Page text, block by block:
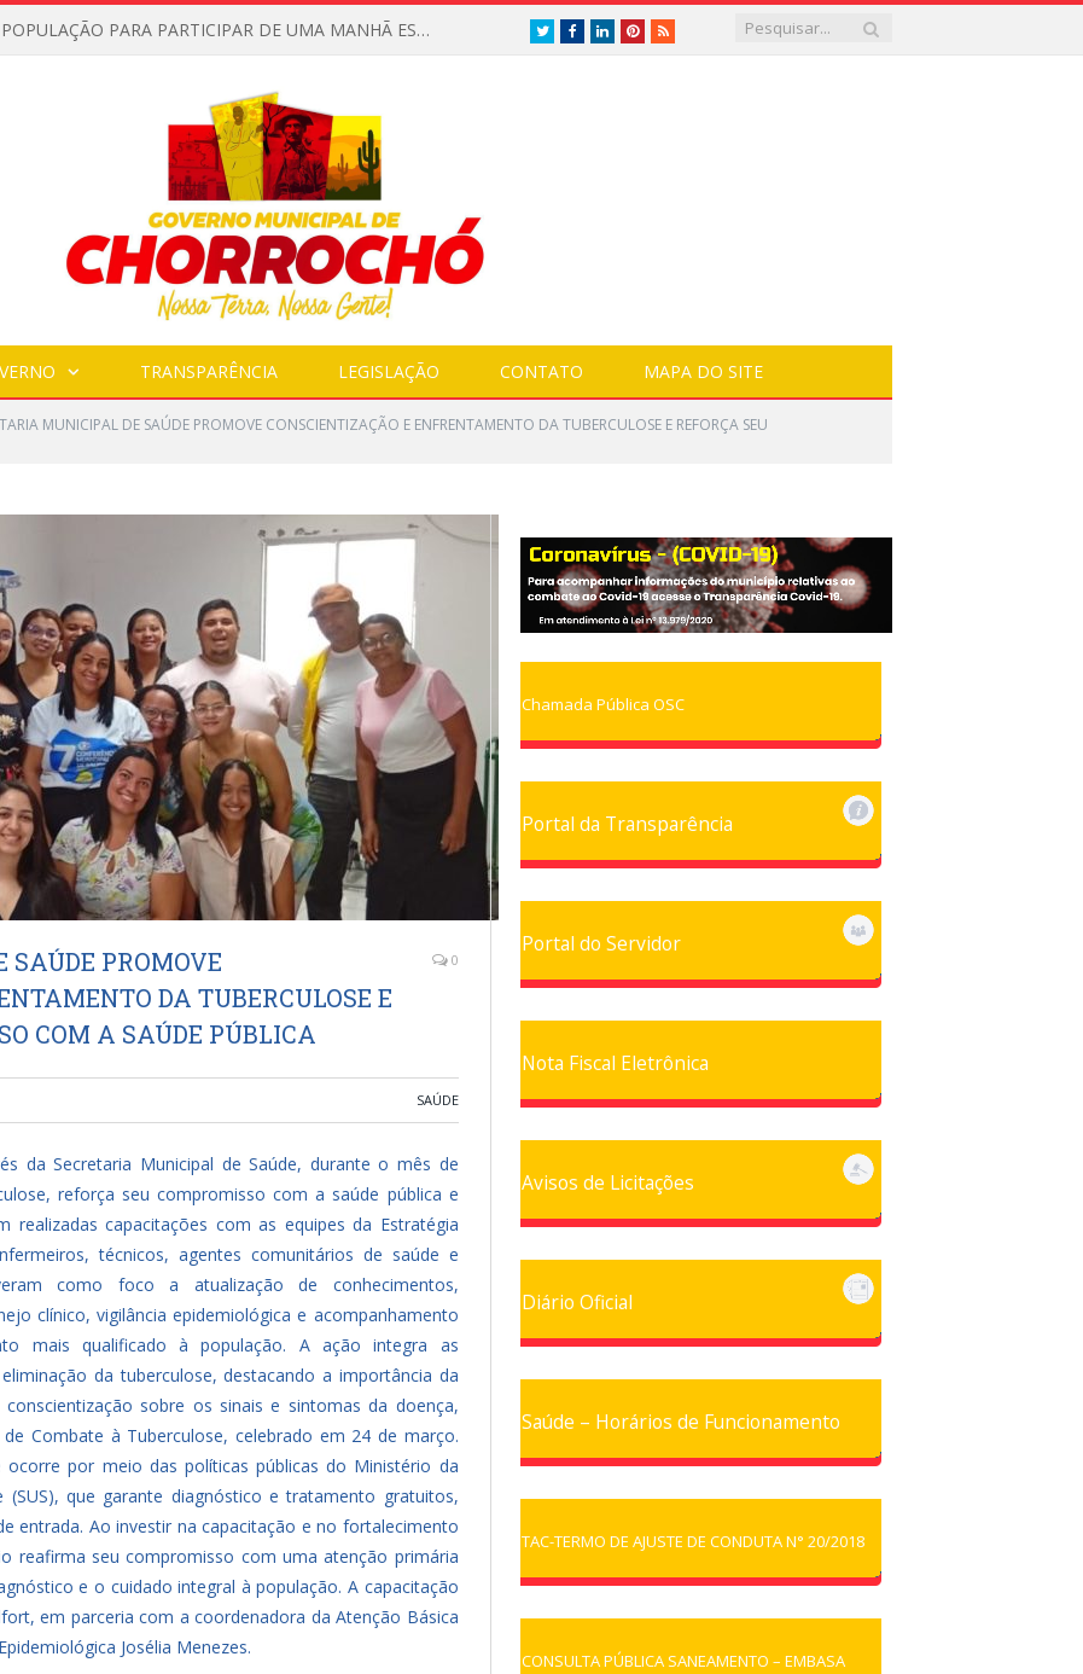
PREFEITURA DE CHORROCHÓ REALIZA VISITA TÉCNICA PARA LEVANTAMENTO DE TRECHO COM ESGOTO A CÉU ABERTO TwitterFacebookLinkedInPinterest
RSS
TRANSPARÊNCIA LEGISLAÇÃO CONTATO MAPA DO SITE
MUNICIPAL DE SAÚDE PROMOVE CONSCIENTIZAÇÃO E ENFRENTAMENTO DA TUBERCULOSE E REFORÇA SEU
PROMOVE
DA TUBERCULOSE E
COM A SAÚDE PÚBLICA
0
SAÚDE
da Secretaria Municipal de Saúde, durante o mês de
reforça seu compromisso com a saúde pública e
realizadas capacitações com as equipes da Estratégia
técnicos, agentes comunitários de saúde e
como foco a atualização de conhecimentos,
clínico, vigilância epidemiológica e acompanhamento
mais qualificado à população. A ação integra as
da tuberculose, destacando a importância da
sobre os sinais e sintomas da doença,
Combate à Tuberculose, celebrado em 24 de março.
por meio das políticas públicas do Ministério da
(SUS), que garante diagnóstico e tratamento gratuitos,
entrada. Ao investir na capacitação e no fortalecimento
reafirma seu compromisso com uma atenção primária
e o cuidado integral à população.A capacitação
em parceria com a coordenadora da Atenção Básica
Josélia Menezes.
Chamada Pública OSC
Portal da Transparência
Portal do Servidor
Nota Fiscal Eletrônica
Avisos de Licitações
Diário Oficial
Saúde – Horários de Funcionamento
TAC-TERMO DE AJUSTE DE CONDUTA N° 20/2018
CONSULTA PÚBLICA SANEAMENTO – EMBASA